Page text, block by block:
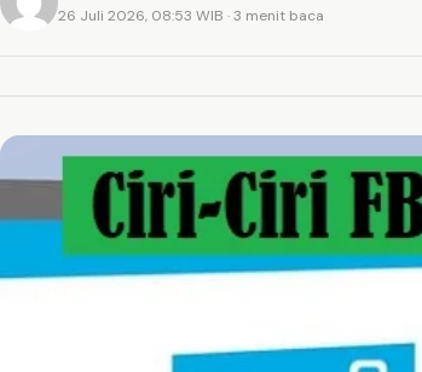
26 Juli 2026, 08:53 WIB · 3 menit baca